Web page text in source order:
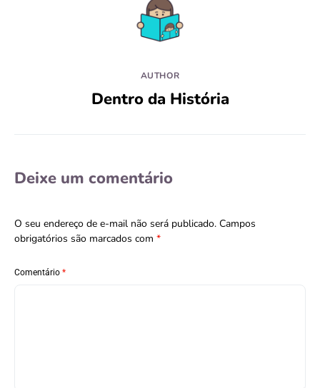
AUTHOR
Dentro da História
Deixe um comentário
O seu endereço de e-mail não será publicado. Campos
obrigatórios são marcados com *
Comentário *